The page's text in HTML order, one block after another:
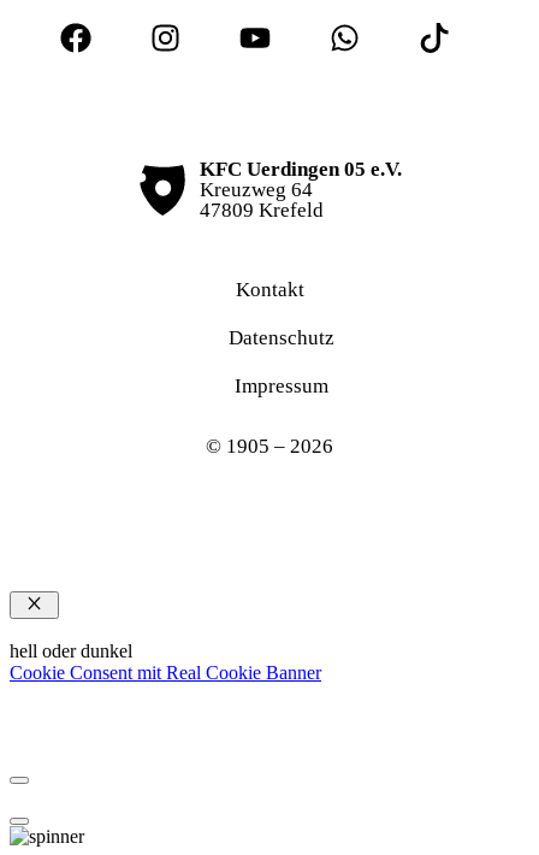
KFC Uerdingen 05 e.V.
Kreuzweg 64
47809 Krefeld
Kontakt
Datenschutz
Impressum
© 1905 – 2026
Schließen
hell oder dunkel
Cookie Consent mit Real Cookie Banner